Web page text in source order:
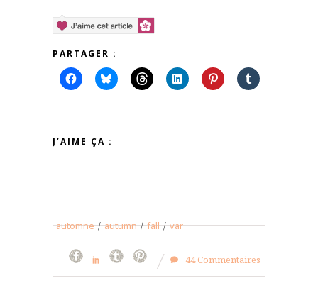
PARTAGER :
J’AIME ÇA :
automne / autumn / fall / var
44 Commentaires